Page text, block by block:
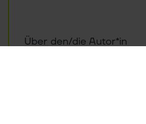
Über den/die Autor*in